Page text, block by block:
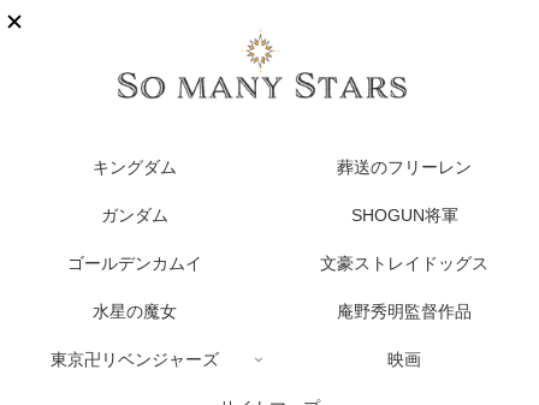
キングダム 葬送のフリーレン
ガンダム SHOGUN将軍
ゴールデンカムイ 文豪ストレイドッグス
水星の魔女 庵野秀明監督作品
東京卍リベンジャーズ 映画